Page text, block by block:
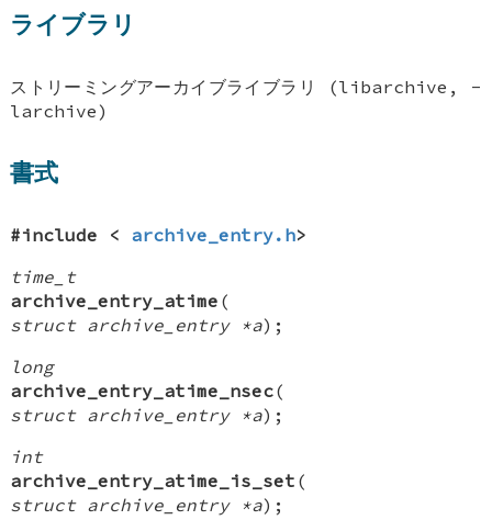
ライブラリ
ストリーミングアーカイブライブラリ (libarchive, -
larchive)
書式
#include < archive_entry.h>
time_t
archive_entry_atime (
struct archive_entry *a);
long
archive_entry_atime_nsec(
struct archive_entry *a);
int
archive_entry_atime_is_set (
struct archive_entry *a);